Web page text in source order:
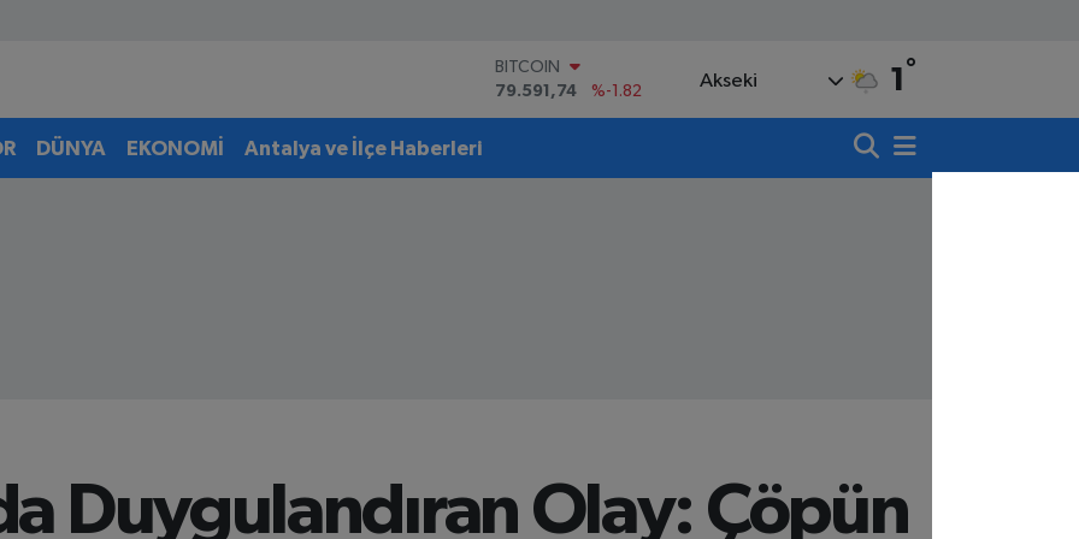
BITCOIN
79.591,74
%-1.82
DOLAR
Akseki 1 °
DÜNYA EKONOMİ Antalya ve İlçe Haberleri
Duygulandıran Olay: Çöpün